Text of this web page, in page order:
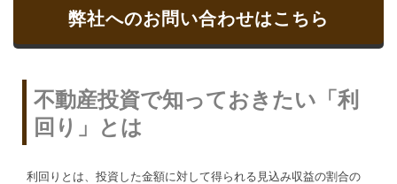
弊社へのお問い合わせはこちら
不動産投資で知っておきたい「利
回り」とは
利回りとは、投資した金額に対して得られる見込み収益の割合の